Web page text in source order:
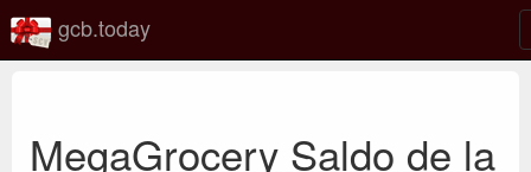
gcb.today
MegaGrocery Saldo de la